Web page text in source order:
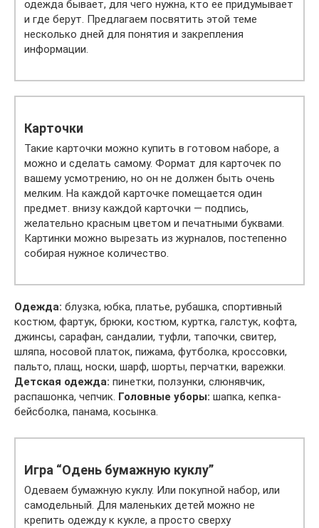
одежда бывает, для чего нужна, кто ее придумывает
и где берут. Предлагаем посвятить этой теме
несколько дней для понятия и закрепления
информации.
Карточки
Такие карточки можно купить в готовом наборе, а
можно и сделать самому. Формат для карточек по
вашему усмотрению, но он не должен быть очень
мелким. На каждой карточке помещается один
предмет. внизу каждой карточки — подпись,
желательно красным цветом и печатными буквами.
Картинки можно вырезать из журналов, постепенно
собирая нужное количество.
Одежда: блузка, юбка, платье, рубашка, спортивный
костюм, фартук, брюки, костюм, куртка, галстук, кофта,
джинсы, сарафан, сандалии, туфли, тапочки, свитер,
шляпа, носовой платок, пижама, футболка, кроссовки,
пальто, плащ, носки, шарф, шорты, перчатки, варежки.
Детская одежда: пинетки, ползунки, слюнявчик,
распашонка, чепчик. Головные уборы: шапка, кепка-
бейсболка, панама, косынка.
Игра “Одень бумажную куклу”
Одеваем бумажную куклу. Или покупной набор, или
самодельный. Для маленьких детей можно не
крепить одежду к кукле, а просто сверху